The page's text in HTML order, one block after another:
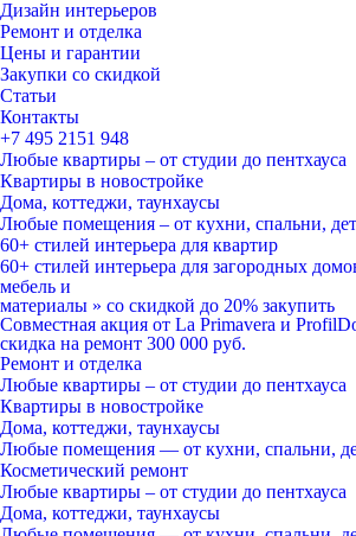
Дизайн интерьеров
Ремонт и отделка
Цены и гарантии
Закупки со скидкой
Статьи
Контакты
+7 495 2151 948
Любые квартиры – от студии до пентхауса
Квартиры в новостройке
Дома, коттеджи, таунхаусы
Любые помещения – от кухни, спальни,
60+ стилей интерьера для квартир
60+ стилей интерьера для загородных
мебель и
материалы » со скидкой до 20% закупить
Совместная акция от La Primavera и
скидка на ремонт 300 000 руб.
Ремонт и отделка
Любые квартиры – от студии до пентхауса
Квартиры в новостройке
Дома, коттеджи, таунхаусы
Любые помещения — от кухни, спальни,
Косметический ремонт
Любые квартиры – от студии до пентхауса
Дома, коттеджи, таунхаусы